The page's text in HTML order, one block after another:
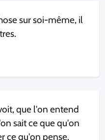
sur soi-même, il
que l'on entend
sait ce que qu'on
ce qu'on pense.